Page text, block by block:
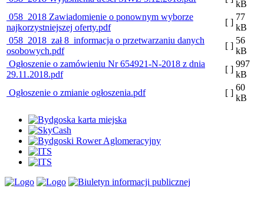
kB
058_2018 Zawiadomienie o ponownym wyborze
najkorzystniejszej oferty.pdf
[ ]
77
kB
058_2018_zał 8_informacja o przetwarzaniu danych
osobowych.pdf
[ ]
56
kB
Ogłoszenie o zamówieniu Nr 654921-N-2018 z dnia
29.11.2018.pdf
[ ]
997
kB
Ogłoszenie o zmianie ogłoszenia.pdf
[ ]
60
kB